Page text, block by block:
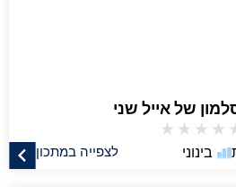
של אייל שני
★
★
★
★
לצפייה במתכון בינוני